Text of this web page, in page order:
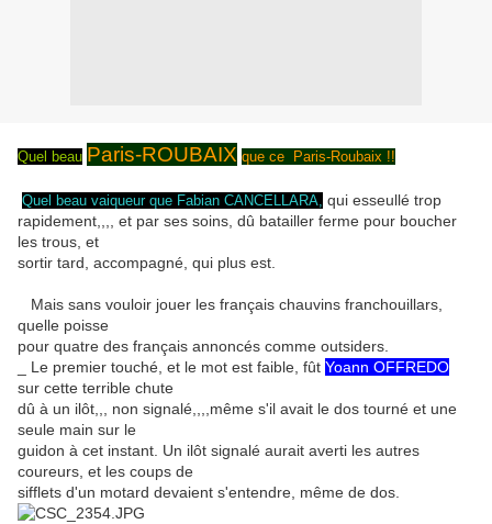
Quel beau Paris-ROUBAIX que ce Paris-Roubaix !!
Quel beau vaiqueur que Fabian CANCELLARA, qui esseullé trop
rapidement,,,, et par ses soins, dû batailler ferme pour boucher
les trous, et
sortir tard, accompagné, qui plus est.
Mais sans vouloir jouer les français chauvins franchouillars,
quelle poisse
pour quatre des français annoncés comme outsiders.
_ Le premier touché, et le mot est faible, fût Yoann OFFREDO
sur cette terrible chute
dû à un ilôt,,, non signalé,,,,même s'il avait le dos tourné et une
seule main sur le
guidon à cet instant. Un ilôt signalé aurait averti les autres
coureurs, et les coups de
sifflets d'un motard devaient s'entendre, même de dos.